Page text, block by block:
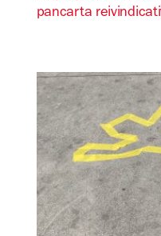
pancarta